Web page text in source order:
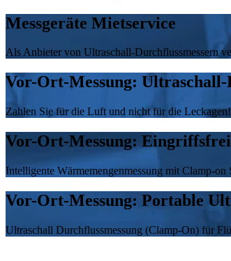
Messgeräte Mietservice
Als Anbieter von Ultraschall-Durchflussmessern
Vor-Ort-Messung: Ultraschall-
Zahlen Sie für die Luft und nicht für die
Vor-Ort-Messung:
Intelligente Wärmemengenmessung mit Clamp-on
Vor-Ort-Messung: Portable
Ultraschall Durchflussmessung (Clamp-On) für